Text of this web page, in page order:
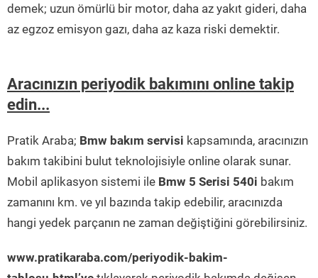
demek; uzun ömürlü bir motor, daha az yakıt gideri, daha
az egzoz emisyon gazı, daha az kaza riski demektir.
Aracınızın periyodik bakımını online takip
edin...
Pratik Araba; Bmw bakım servisi kapsamında, aracınızın
bakım takibini bulut teknolojisiyle online olarak sunar.
Mobil aplikasyon sistemi ile Bmw 5 Serisi 540i bakım
zamanını km. ve yıl bazında takip edebilir, aracınızda
hangi yedek parçanın ne zaman değiştiğini görebilirsiniz.
www.pratikaraba.com/periyodik-bakim-